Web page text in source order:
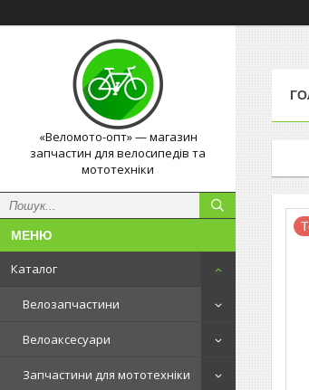
«Веломото-опт» — магазин
запчастин для велосипедів та
мототехніки
Каталог
Велозапчастини
Велоаксесуари
Запчастини для мототехніки